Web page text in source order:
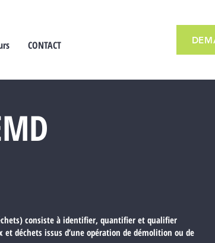
CONTACT
consiste à identifier, quantifier et qualifier
déchets issus d’une opération de démolition ou de